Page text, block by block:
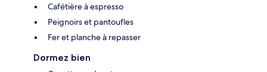
Cafétière à espresso
Peignoirs et pantoufles
Fer et planche à repasser
Dormez bien